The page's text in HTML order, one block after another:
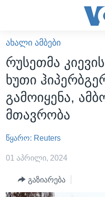
გადადით
მთავარზე
გადადით
მთავარ
ნავიგაციაზე
გადადით
ძიებაზე
ᲐᲮᲐᲚᲘ ᲐᲛᲑᲔᲑᲘ
ᲡᲐᲥᲐᲠᲗᲕᲔᲚᲝ
ᲐᲨᲨ
ᲐᲨᲨ-ᲘᲡ ᲐᲠᲩᲔᲕᲜᲔᲑᲘ 2024
ᲛᲡᲝᲤᲚᲘᲝ
ᲕᲘᲓᲔᲝᲔᲑᲘ
ᲒᲐᲓᲐᲪᲔᲛᲔᲑᲘ
ᲕᲐᲨᲘᲜᲒᲢᲝᲜᲘ ᲓᲦᲔᲡ
ᲡᲮᲕᲐ ᲡᲘᲐᲮᲚᲔᲔᲑᲘ
ᲐᲮᲐᲚᲘ ᲐᲛᲑᲔᲑᲘ
რუსეთმა
ხუთი
გამოიყენა,
მთავრობა
წყარო: Reuters
01 აპრილი, 2024
გაზიარება